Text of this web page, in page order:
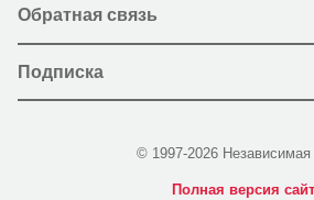
Обратная связь
Подписка
© 1997-2026 Независимая
Полная версия